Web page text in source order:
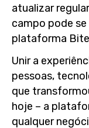
atualizar
campo pode
plataforma
Unir a
pessoas,
que
hoje – a
qualquer